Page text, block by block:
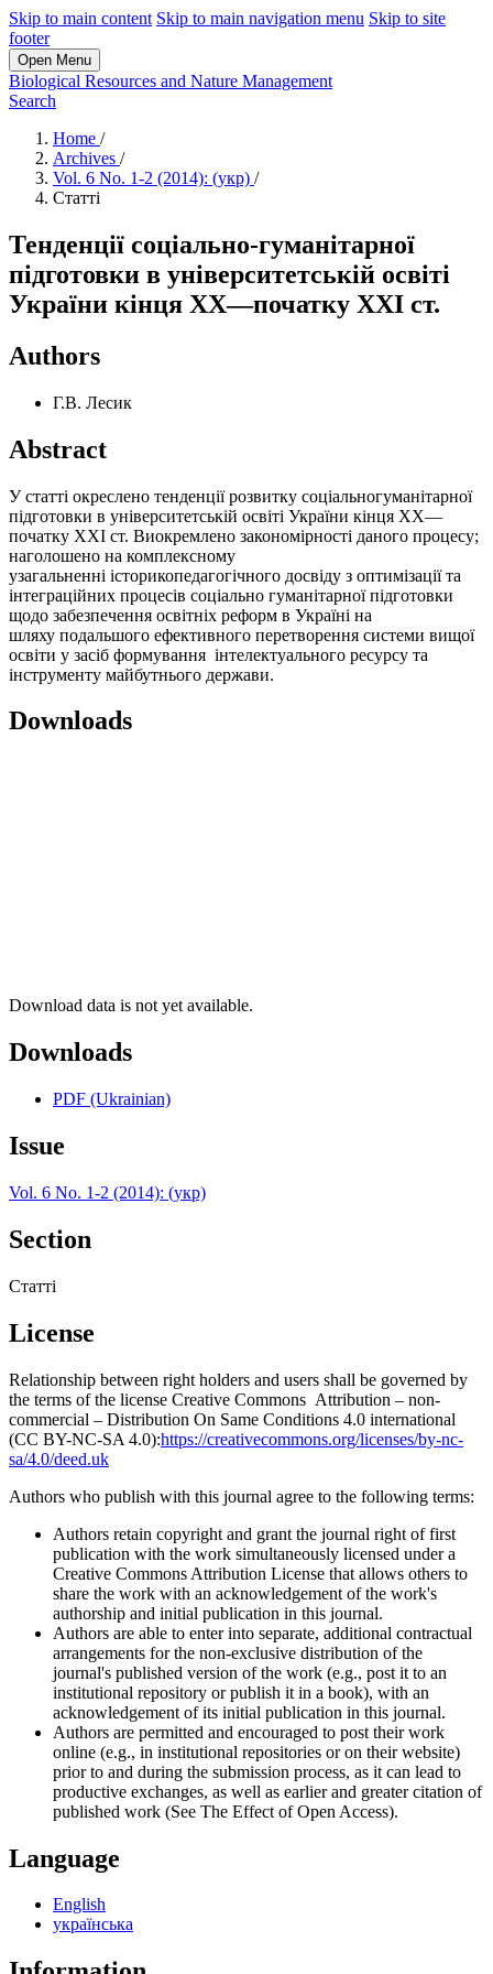
Skip to main content Skip to main navigation menu Skip to site
footer
Open Menu
Biological Resources and Nature Management
Search
Home /
Archives /
Vol. 6 No. 1-2 (2014): (укр) /
Статті
Тенденції соціально-гуманітарної
підготовки в університетській освіті
України кінця ХХ—початку ХХІ ст.
Authors
Г.В. Лесик
Abstract
У статті окреслено тенденції розвитку соціальногуманітарної
підготовки в університетській освіті України кінця ХХ—
початку ХХІ ст. Виокремлено закономірності даного процесу;
наголошено на комплексному
узагальненні історикопедагогічного досвіду з оптимізації та
інтеграційних процесів соціально гуманітарної підготовки
щодо забезпечення освітніх реформ в Україні на
шляху подальшого ефективного перетворення системи вищої
освіти у засіб формування інтелектуального ресурсу та
інструменту майбутнього держави.
Downloads
Download data is not yet available.
Downloads
PDF (Ukrainian)
Issue
Vol. 6 No. 1-2 (2014): (укр)
Section
Статті
License
Relationship between right holders and users shall be governed by
the terms of the license Creative Commons Attribution – non-
commercial – Distribution On Same Conditions 4.0 international
(CC BY-NC-SA 4.0):https://creativecommons.org/licenses/by-nc-
sa/4.0/deed.uk
Authors who publish with this journal agree to the following terms:
Authors retain copyright and grant the journal right of first
publication with the work simultaneously licensed under a
Creative Commons Attribution License that allows others to
share the work with an acknowledgement of the work's
authorship and initial publication in this journal.
Authors are able to enter into separate, additional contractual
arrangements for the non-exclusive distribution of the
journal's published version of the work (e.g., post it to an
institutional repository or publish it in a book), with an
acknowledgement of its initial publication in this journal.
Authors are permitted and encouraged to post their work
online (e.g., in institutional repositories or on their website)
prior to and during the submission process, as it can lead to
productive exchanges, as well as earlier and greater citation of
published work (See The Effect of Open Access).
Language
English
українська